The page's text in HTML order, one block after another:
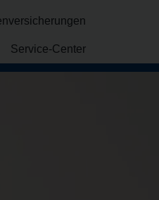
Service-Center